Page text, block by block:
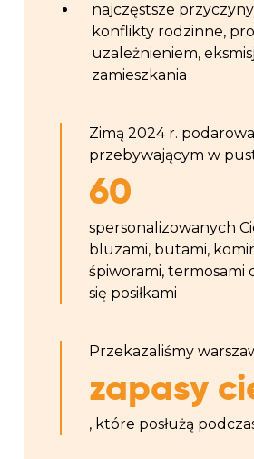
najczęstsze
konflikty rodzinne,
uzależnieniem,
zamieszkania
Zimą 2024 r.
przebywającym w
60
spersonalizowanych
bluzami, butami,
śpiworami, termosami
się posiłkami
Przekazaliśmy
zapasy
, które posłużą